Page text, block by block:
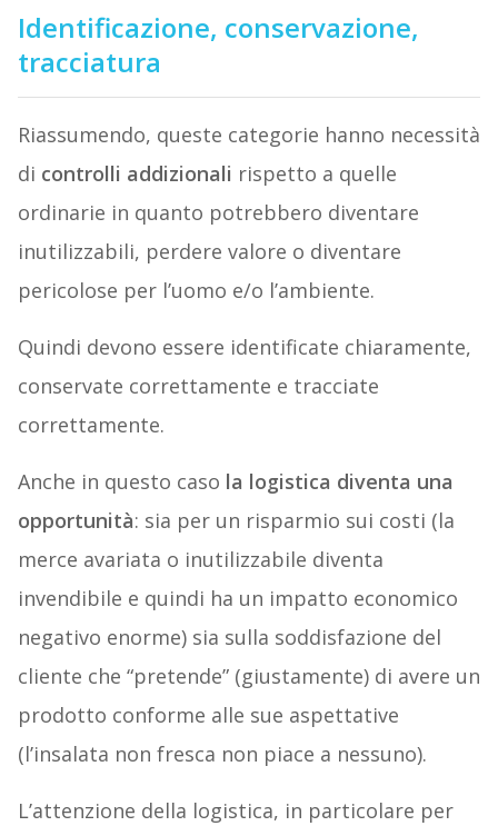
Identificazione, conservazione,
tracciatura
Riassumendo, queste categorie hanno necessità
di controlli addizionali rispetto a quelle
ordinarie in quanto potrebbero diventare
inutilizzabili, perdere valore o diventare
pericolose per l’uomo e/o l’ambiente.
Quindi devono essere identificate chiaramente,
conservate correttamente e tracciate
correttamente.
Anche in questo caso la logistica diventa una
opportunità: sia per un risparmio sui costi (la
merce avariata o inutilizzabile diventa
invendibile e quindi ha un impatto economico
negativo enorme) sia sulla soddisfazione del
cliente che “pretende” (giustamente) di avere un
prodotto conforme alle sue aspettative
(l’insalata non fresca non piace a nessuno).
L’attenzione della logistica, in particolare per